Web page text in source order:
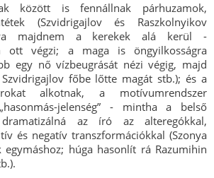
között is fennállnak párhuzamok,
(Szvidrigajlov és Raszkolnyikov
majdnem a kerekek alá kerül -
ott végzi; a maga is öngyilkosságra
egy nő vízbeugrását nézi végig, majd
főbe lőtte magát stb.); és a
alkotnak, a motívumrendszer
jelenség” - mintha a belső
dramatizálná az író az alteregókkal,
és negatív transzformációkkal (Szonya
egymáshoz; húga hasonlít rá Razumihin